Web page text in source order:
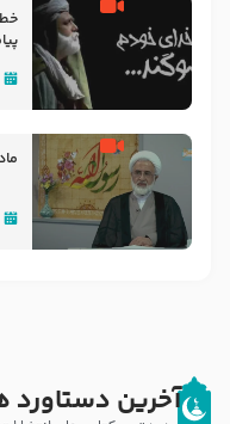
آخرین دستاورد